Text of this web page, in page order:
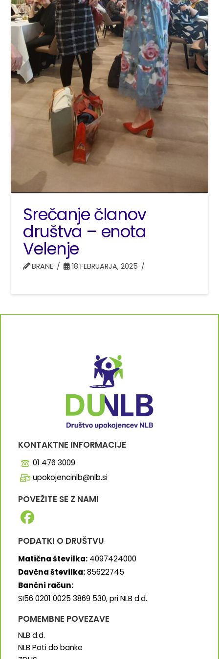
Srečanje članov
društva – enota
Velenje
BRANE 18 FEBRUARJA, 2025
KONTAKTNE INFORMACIJE
01 476 3009
upokojencinlb@nlb.si
POVEŽITE SE Z NAMI
PODATKI O DRUŠTVU
Matična številka:4097424000
Davčna številka:85622745
Bančni račun:
SI56 0201 0025 3869 530, pri NLB d.d.
POMEMBNE POVEZAVE
NLB d.d.
NLB Poti do banke